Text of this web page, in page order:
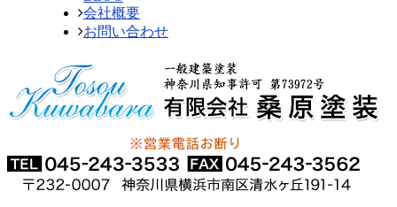
会社概要
お問い合わせ